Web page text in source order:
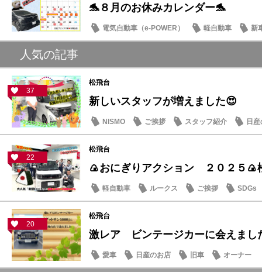
🐬８月のお休みカレンダー🐬
電気自動車（e-POWER） 軽自動車
新
日産のお店
人気の記事
37
松飛台
新しいスタッフが増えました😍
NISMO ご挨拶 スタッフ紹介 日
22
松飛台
🍙おにぎりアクション ２０２５🍙
軽自動車 ルークス ご挨拶 SDGs
20
松飛台
激レア ビンテージカーに会えまし
愛車 日産のお店 旧車 オーナー